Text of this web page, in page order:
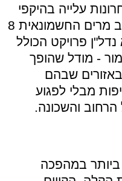
עלייה בהיקפי
מרים החשמונאית 8
"ן פרויקט הכולל
- מודל שהופך
שבהם
מבלי לפגוע
הרחוב והשכונה.
במהפכה